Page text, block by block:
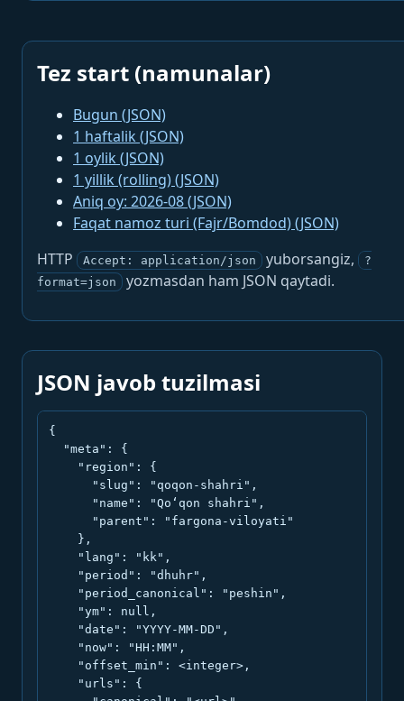
Tez start (namunalar)
Bugun (JSON)
1 haftalik (JSON)
1 oylik (JSON)
1 yillik (rolling) (JSON)
Aniq oy: 2026-08 (JSON)
Faqat namoz turi (Fajr/Bomdod) (JSON)
HTTP
Accept: application/json yuborsangiz,
?
format=json
yozmasdan ham JSON qaytadi.
JSON javob tuzilmasi
{
  "meta": {
    "region": {
      "slug": "qoqon-shahri",
      "name": "Qo‘qon shahri",
      "parent": "fargona-viloyati"
    },
    "lang": "kk",
    "period": "dhuhr",
    "period_canonical": "peshin",
    "ym": null,
    "date": "YYYY-MM-DD",
    "now": "HH:MM",
    "offset_min": <integer>,
    "urls": {